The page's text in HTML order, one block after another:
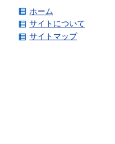
ホーム
サイトについて
サイトマップ